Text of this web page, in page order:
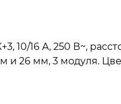
10/16 А, 250 В~,
и 26 мм, 3 модуля.